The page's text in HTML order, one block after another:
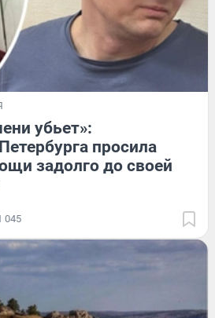
убьет»:
просила
задолго до своей
045